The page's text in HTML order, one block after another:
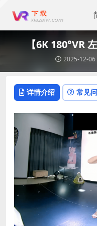
【6K 180°VR
2025-12-06
详情介绍 常见